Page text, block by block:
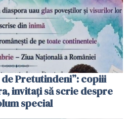
Pretutindeni”: copiii
invitați să scrie despre
special